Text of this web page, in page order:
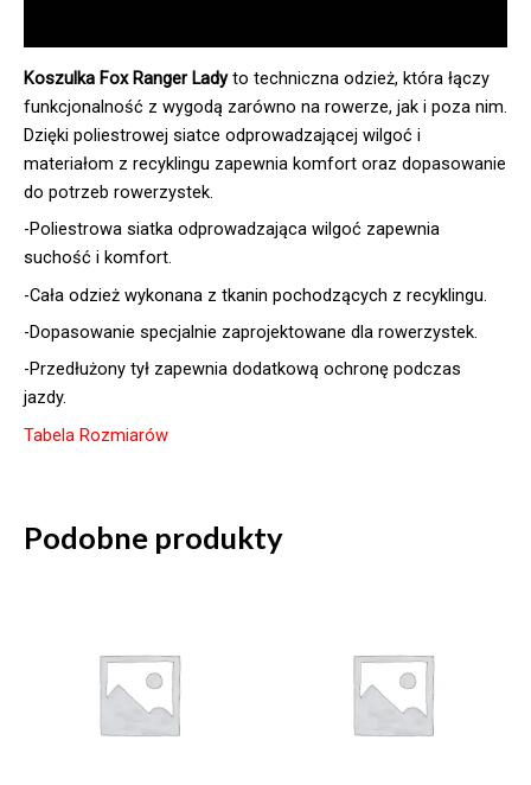
Koszulka Fox Ranger Ladyto techniczna odzież, która łączy
funkcjonalność z wygodą zarówno na rowerze, jak i poza nim.
Dzięki poliestrowej siatce odprowadzającej wilgoć i
materiałom z recyklingu zapewnia komfort oraz dopasowanie
do potrzeb rowerzystek.
-Poliestrowa siatka odprowadzająca wilgoć zapewnia
suchość i komfort.
-Cała odzież wykonana z tkanin pochodzących z recyklingu.
-Dopasowanie specjalnie zaprojektowane dla rowerzystek.
-Przedłużony tył zapewnia dodatkową ochronę podczas
jazdy.
Tabela Rozmiarów
Podobne produkty